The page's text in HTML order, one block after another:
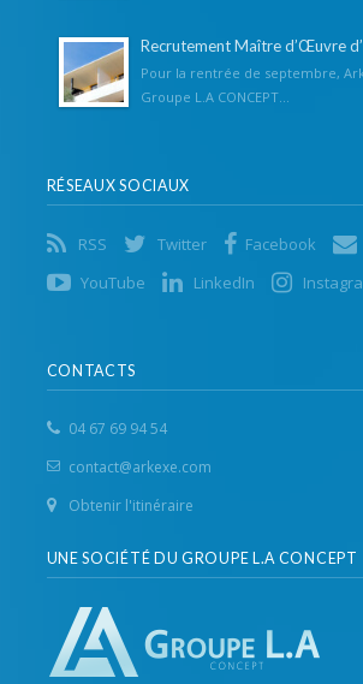
Recrutement Maître d’Œuvre
Pour la rentrée de septembre,
Groupe L.A CONCEPT...
RÉSEAUX SOCIAUX
RSS Twitter Facebook
YouTube
LinkedIn
CONTACTS
04 67 69 94 54
contact@arkexe.com
Obtenir l'itinéraire
UNE SOCIÉTÉ DU GROUPE L.A CONCEPT